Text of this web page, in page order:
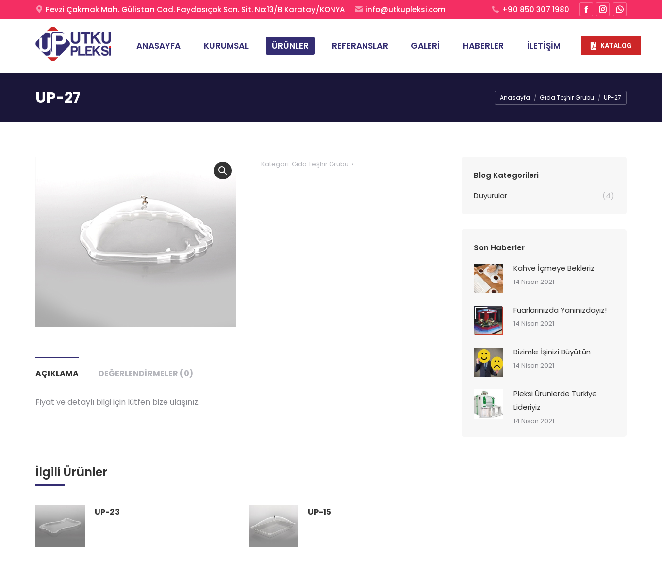
Fevzi Çakmak Mah. Gülistan Cad. Faydasıçok San. Sit. No:13/B Karatay/KONYA info@utkupleksi.com +90 850 307 1980
ANASAYFA KURUMSAL ÜRÜNLER REFERANSLAR GALERI HABERLER İLETIŞIM KATALOG
UP-27 Buradasınız:
Anasayfa Gıda Teşhir Grubu UP-27
Kategori: Gıda Teşhir Grubu
AÇIKLAMA DEĞERLENDIRMELER (0)
Fiyat ve detaylı bilgi için lütfen bize ulaşınız.
İlgili Ürünler
UP-23 UP-15
Blog Kategorileri
Duyurular
(4)
Son Haberler
Kahve İçmeye Bekleriz
14 Nisan 2021
Fuarlarınızda Yanınızdayız!
14 Nisan 2021
Bizimle İşinizi Büyütün
14 Nisan 2021
Pleksi Ürünlerde Türkiye
Lideriyiz
14 Nisan 2021